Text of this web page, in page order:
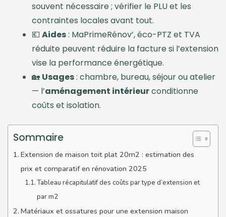
souvent nécessaire ; vérifier le PLU et les
contraintes locales avant tout.
💶 Aides: MaPrimeRénov’, éco-PTZ et TVA
réduite peuvent réduire la facture si l’extension
vise la performance énergétique.
🏡 Usages: chambre, bureau, séjour ou atelier
— l’aménagement intérieurconditionne
coûts et isolation.
Sommaire
Extension de maison toit plat 20m2 : estimation des
prix et comparatif en rénovation 2025
Tableau récapitulatif des coûts par type d’extension et
par m2
Matériaux et ossatures pour une extension maison